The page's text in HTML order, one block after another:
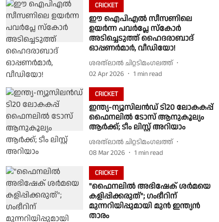
CRICKET
ഈ ഐപിഎൽ സീസണിലെ
ഉയർന്ന പവർപ്ലേ സ്കോർ
അടിച്ചെടുത്ത് ഹൈദരാബാദ്
ഓപ്പണർമാർ, വീഡിയോ!
ശരത്‌ലാൽ ചിറ്റടിമംഗലത്ത്
02 Apr 2026
1 min read
CRICKET
ഇന്ത്യ-ന്യൂസിലൻഡ് ടി20 ലോകകപ്പ്
ഫൈനലിൽ ടോസ് ആനുകൂല്യം
ആർക്ക്; ടീം ലിസ്റ്റ് അറിയാം
ശരത്‌ലാൽ ചിറ്റടിമംഗലത്ത്
08 Mar 2026
1 min read
CRICKET
"ഫൈനലിൽ അഭിഷേക് ശർമയെ
കളിപ്പിക്കരുത്"; ഗംഭീറിന്
മുന്നറിയിപ്പുമായി മുൻ ഇന്ത്യൻ
താരം